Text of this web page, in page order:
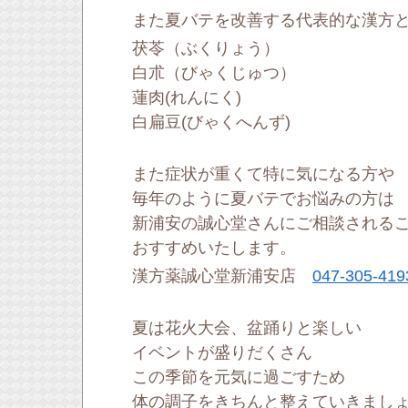
また夏バテを改善する代表的な漢方
茯苓（ぶくりょう）
白朮（びゃくじゅつ）
蓮肉(れんにく)
白扁豆(びゃくへんず)
また症状が重くて特に気になる方や
毎年のように夏バテでお悩みの方は
新浦安の誠心堂さんにご相談される
おすすめいたします。
漢方薬誠心堂新浦安店 047-305-
夏は花火大会、盆踊りと楽しい
イベントが盛りだくさん
この季節を元気に過ごすため
体の調子をきちんと整えていきましょ